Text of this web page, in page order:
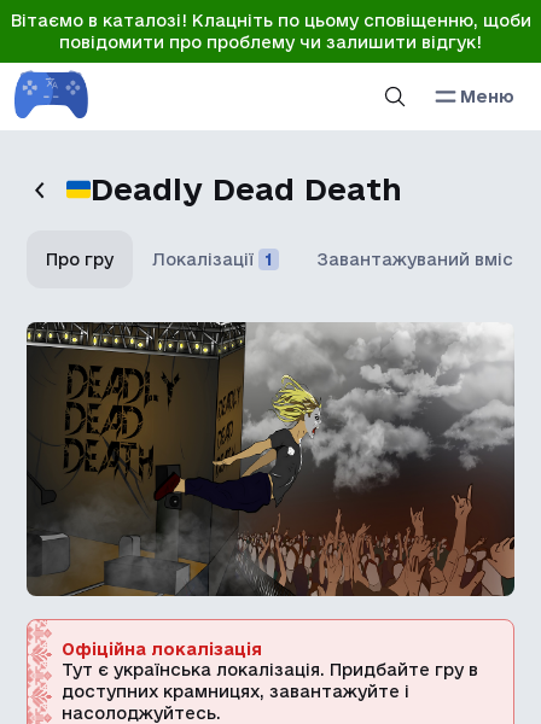
Вітаємо в каталозі! Клацніть по цьому сповіщенню, щоби
повідомити про проблему чи залишити відгук!
Меню
Deadly Dead Death
Про гру Локалізації 1 Завантажуваний вміст
Офіційна локалізація
Тут є українська локалізація. Придбайте гру в
доступних крамницях, завантажуйте і
насолоджуйтесь.